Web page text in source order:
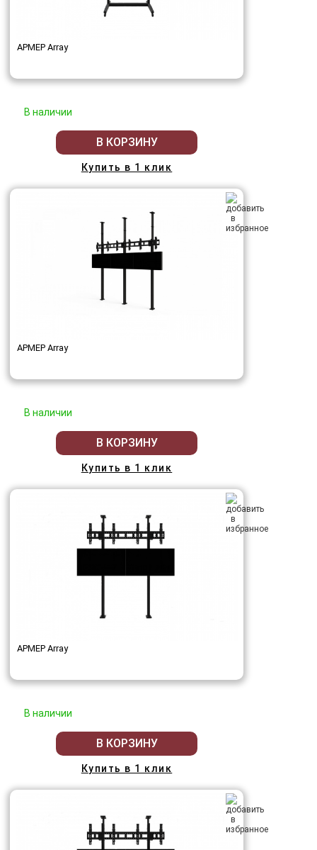
АРМЕР Array
В наличии
В КОРЗИНУ
Купить в 1 клик
АРМЕР Array
В наличии
В КОРЗИНУ
Купить в 1 клик
АРМЕР Array
В наличии
В КОРЗИНУ
Купить в 1 клик